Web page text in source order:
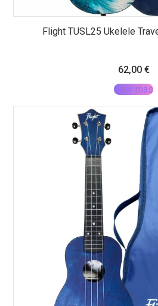
Flight TUSL25 Ukelele
62,00 €
Leer más